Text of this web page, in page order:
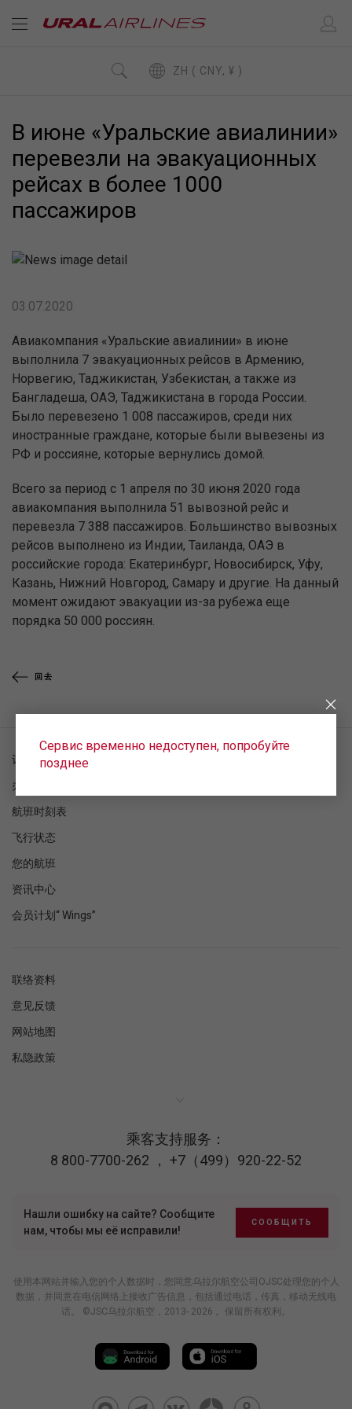
ZH ( CNY, ¥ )
В июне «Уральские авиалинии»
перевезли на эвакуационных
рейсах в более 1000
пассажиров
03.07.2020
Авиакомпания «Уральские авиалинии» в июне
выполнила 7 эвакуационных рейсов в Армению,
Норвегию, Таджикистан, Узбекистан, а также из
Бангладеша, ОАЭ, Таджикистана в города России.
Было перевезено 1 008 пассажиров, среди них
иностранные граждане, которые были вывезены из
РФ и россияне, которые вернулись домой.
Всего за период с 1 апреля по 30 июня 2020 года
авиакомпания выполнила 51 вывозной рейс и
перевезла 7 388 пассажиров. Большинство вывозных
рейсов выполнено из Индии, Таиланда, ОАЭ в
российские города: Екатеринбург, Новосибирск, Уфу,
Казань, Нижний Новгород, Самару и другие. На данный
момент ожидают эвакуации из-за рубежа еще
порядка 50 000 россиян.
回去
Сервис временно недоступен, попробуйте
позднее
订单检查
办理登机手续
航班时刻表
飞行状态
您的航班
资讯中心
会员计划“ Wings”
联络资料
意见反馈
网站地图
私隐政策
乘客支持服务：
8 800-7700-262 ， +7（499）920-22-52
Нашли ошибку на сайте? Сообщите
нам, чтобы мы её исправили!
СООБЩИТЬ
使用本网站并输入您的个人数据时，您同意乌拉尔航空公司OJSC处理您的个人
数据，并同意在电信网络上接收广告信息，包括通过电话，传真，移动无线电
话。 ©JSC乌拉尔航空，2013- 2026 。保留所有权利。